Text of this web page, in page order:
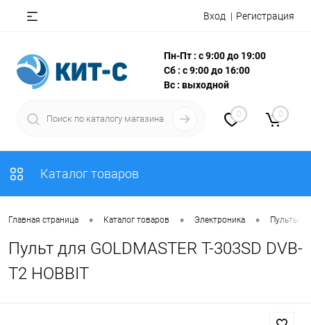
Вход Регистрация
Пн-Пт : с 9:00 до 19:00
Сб : с 9:00 до 16:00
Вс : выходной
0 0
Каталог товаров
Главная страница • Каталог товаров • Электроника • Пульты
Пульт для GOLDMASTER T-303SD DVB-
T2 HOBBIT